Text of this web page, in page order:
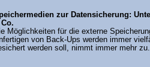
zur Datensicherung:
Möglichkeiten für die externe
von Back-Ups werden immer
werden soll, nimmt immer mehr